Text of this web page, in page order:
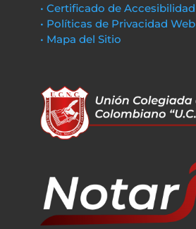
• Certificado de Accesibilidad
• Políticas de Privacidad Web
• Mapa del Sitio